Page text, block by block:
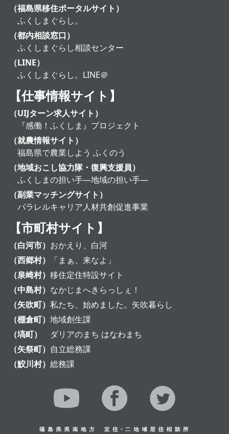
（福島県移住ポータルサイト）
ふくしまぐらし。
（都内相談窓口）
ふくしまぐらし相談センター
（LINE）
ふくしまぐらし。LINE＠
【仕事情報サイト】
（UIJターン求人サイト）
『感働！ふくしま』プロジェクト
（就農情報サイト）
福島県で農業しよう ふくのう
（地域おこし協力隊・復興支援員）
ふくしまの担い手―地域の担い手―
（副業マッチングサイト）
パラレルキャリア人材共創促進事業
【市町村サイト】
（白河市） おかえり、白河
（西郷村）
「まぁ、来なよ」
（泉崎村）移住定住特設サイト
（中島村） なかじまへきらっしぇ！
（矢吹町）私たち、始めました。矢吹暮らし
（棚倉町）地域創生課
（塙町） ダリアのまち はなわまち
（矢祭町） 自立総務課
（鮫川村）総務課